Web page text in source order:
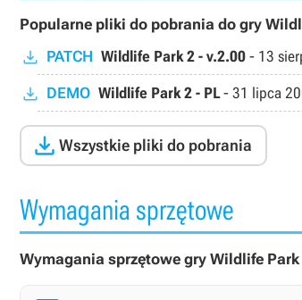
Popularne pliki do pobrania do gry
PATCH Wildlife Park 2 - v.2.00 - 13
DEMO Wildlife Park 2 - PL- 31 lipca
 Wszystkie pliki do pobrania
Wymagania sprzętowe
Wymagania sprzętowe gry Wildlife Park